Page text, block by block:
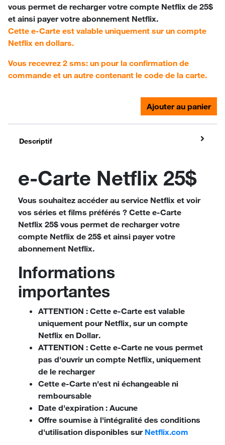
vous permet de recharger votre compte Netflix de 25$
et ainsi payer votre abonnement Netflix.
Cette e-Carte est valable uniquement sur un compte
Netflix en dollars.
Vous recevrez 2 sms: un pour la confirmation de
commande et un autre contenant le code de la carte.
Ajouter au panier
Descriptif
e-Carte Netflix 25$
Vous souhaitez accéder au service Netflix et voir
vos séries et films préférés ? Cette e-Carte
Netflix 25$ vous permet de recharger votre
compte Netflix de 25$ et ainsi payer votre
abonnement Netflix.
Informations
importantes
ATTENTION : Cette e-Carte est valable
uniquement pour Netflix, sur un compte
Netflix en Dollar.
ATTENTION : Cette e-Carte ne vous permet
pas d'ouvrir un compte Netflix, uniquement
de le recharger
Cette e-Carte n'est ni échangeable ni
remboursable
Date d'expiration : Aucune
Offre soumise à l'intégralité des conditions
d'utilisation disponibles sur Netflix.com